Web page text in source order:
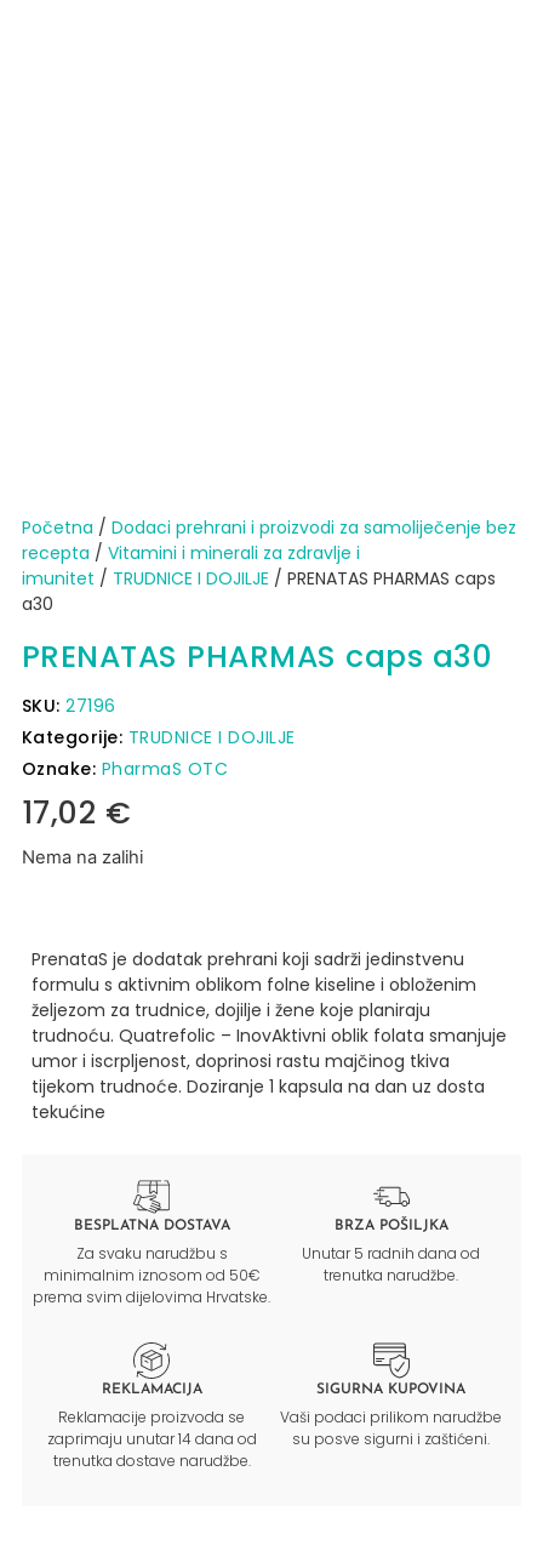
Početna / Dodaci prehrani i proizvodi za samoliječenje bez
recepta / Vitamini i minerali za zdravlje i
imunitet / TRUDNICE I DOJILJE / PRENATAS PHARMAS caps
a30
PRENATAS PHARMAS caps a30
SKU:27196
Kategorije: TRUDNICE I DOJILJE
Oznake: PharmaS OTC
17,02 €
Nema na zalihi
PrenataS je dodatak prehrani koji sadrži jedinstvenu
formulu s aktivnim oblikom folne kiseline i obloženim
željezom za trudnice, dojilje i žene koje planiraju
trudnoću. Quatrefolic – InovAktivni oblik folata smanjuje
umor i iscrpljenost, doprinosi rastu majčinog tkiva
tijekom trudnoće. Doziranje 1 kapsula na dan uz dosta
tekućine
BESPLATNA DOSTAVA
Za svaku narudžbu s
minimalnim iznosom od 50€
prema svim dijelovima Hrvatske.
BRZA POŠILJKA
Unutar 5 radnih dana od
trenutka narudžbe.
REKLAMACIJA
Reklamacije proizvoda se
zaprimaju unutar 14 dana od
trenutka dostave narudžbe.
SIGURNA KUPOVINA
Vaši podaci prilikom narudžbe
su posve sigurni i zaštićeni.